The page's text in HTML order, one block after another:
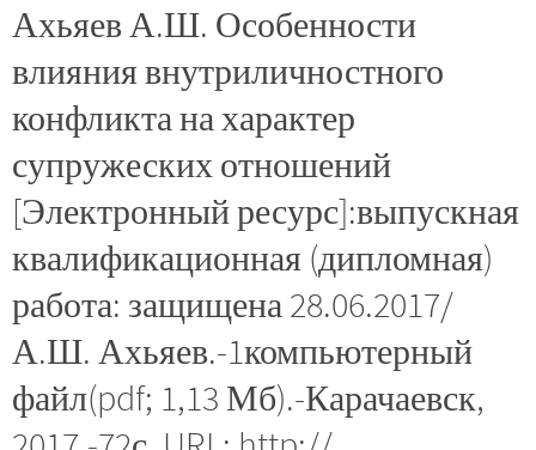
Ахьяев А.Ш. Особенности
влияния внутриличностного
конфликта на характер
супружеских отношений
[Электронный ресурс]:выпускная
квалификационная (дипломная)
работа: защищена 28.06.2017/
А.Ш. Ахьяев.-1компьютерный
файл(pdf; 1,13 Мб).-Карачаевск,